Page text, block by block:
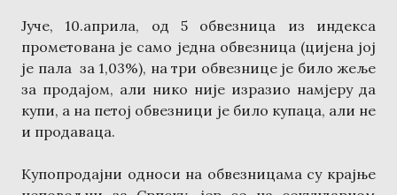
Јуче, 10.априла, од 5 обвезница из индекса
прометована је само једна обвезница (цијена јој
је пала за 1,03%), на три обвезнице је било жеље
за продајом, али нико није изразио намјеру да
купи, а на петој обвезници је било купаца, али не
и продаваца.
Купопродајни односи на обвезницама су крајње